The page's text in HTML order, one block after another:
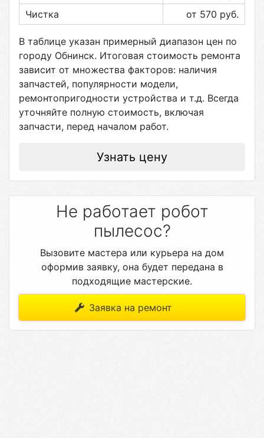
Чистка
от 570 руб.
В таблице указан примерный диапазон цен по
городу Обнинск. Итоговая стоимость ремонта
зависит от множества факторов: наличия
запчастей, популярности модели,
ремонтопригодности устройства и т.д. Всегда
уточняйте полную стоимость, включая
запчасти, перед началом работ.
Узнать цену
Не работает робот
пылесос?
Вызовите мастера или курьера на дом
оформив заявку, она будет передана в
подходящие мастерские.
Заявка на ремонт